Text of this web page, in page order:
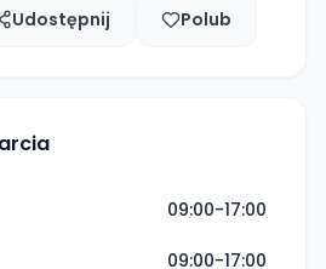
Udostępnij Polub
09:00-17:00
09:00-17:00